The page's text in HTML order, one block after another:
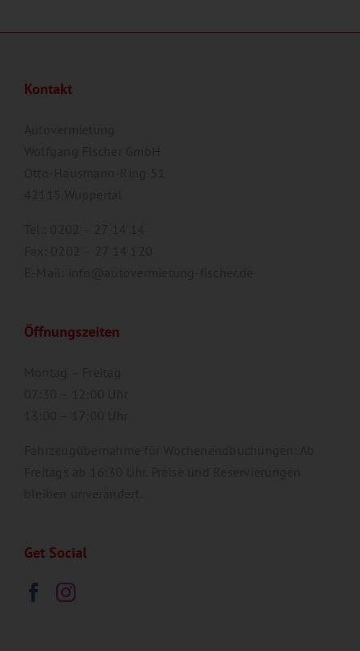
Kontakt
Öffnungszeiten
Get Social